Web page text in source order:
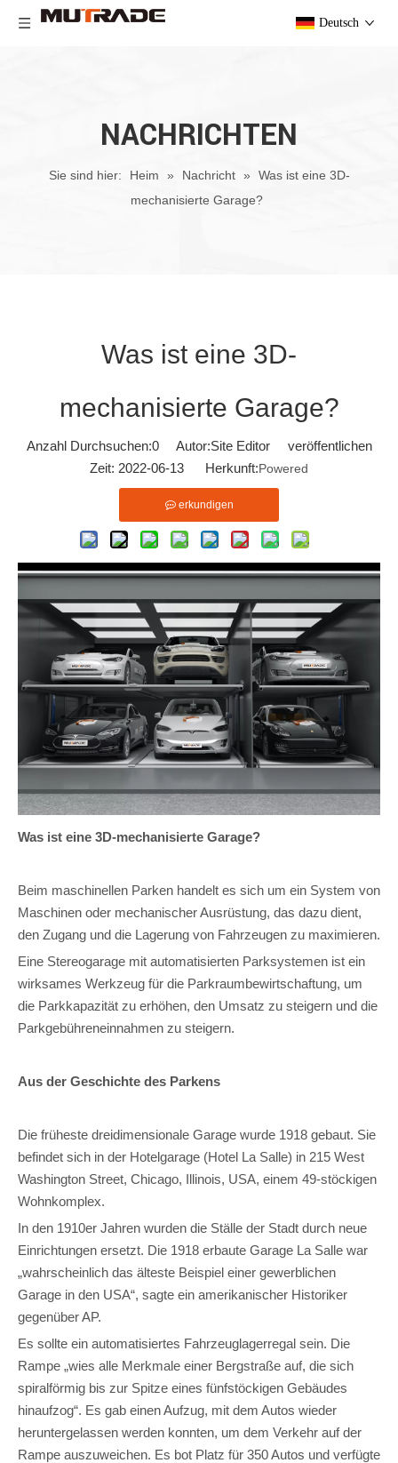
Deutsch
NACHRICHTEN
Sie sind hier: Heim » Nachricht »
Was ist eine 3D-
mechanisierte Garage?
Was ist eine 3D-
mechanisierte Garage?
Anzahl Durchsuchen:0Autor:Site Editor veröffentlichen
Zeit: 2022-06-13 Herkunft:Powered
erkundigen
Was ist eine 3D-mechanisierte Garage?
Beim maschinellen Parken handelt es sich um ein System von
Maschinen oder mechanischer Ausrüstung, das dazu dient,
den Zugang und die Lagerung von Fahrzeugen zu maximieren.
Eine Stereogarage mit automatisierten Parksystemen ist ein
wirksames Werkzeug für die Parkraumbewirtschaftung, um
die Parkkapazität zu erhöhen, den Umsatz zu steigern und die
Parkgebühreneinnahmen zu steigern.
Aus der Geschichte des Parkens
Die früheste dreidimensionale Garage wurde 1918 gebaut. Sie
befindet sich in der Hotelgarage (Hotel La Salle) in 215 West
Washington Street, Chicago, Illinois, USA, einem 49-stöckigen
Wohnkomplex.
In den 1910er Jahren wurden die Ställe der Stadt durch neue
Einrichtungen ersetzt. Die 1918 erbaute Garage La Salle war
„wahrscheinlich das älteste Beispiel einer gewerblichen
Garage in den USA“, sagte ein amerikanischer Historiker
gegenüber AP.
Es sollte ein automatisiertes Fahrzeuglagerregal sein. Die
Rampe „wies alle Merkmale einer Bergstraße auf, die sich
spiralförmig bis zur Spitze eines fünfstöckigen Gebäudes
hinaufzog“. Es gab einen Aufzug, mit dem Autos wieder
heruntergelassen werden konnten, um dem Verkehr auf der
Rampe auszuweichen. Es bot Platz für 350 Autos und verfügte